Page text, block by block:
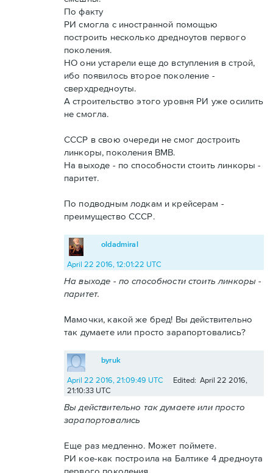
По факту
РИ смогла с иностранной помощью
построить несколько дредноутов первого
поколения.
НО они устарели еще до вступления в строй,
ибо появилось второе поколение -
сверхдредноуты.
А строительство этого уровня РИ уже осилить
не смогла.
СССР в свою очереди не смог достроить
линкоры, поколения ВМВ.
На выходе - по способности стоить линкоры -
паритет.
По подводным лодкам и крейсерам -
преимущество СССР.
oldadmiral
April 22 2016, 12:01:22 UTC
На выходе - по способности стоить линкоры -
паритет.
Мамочки, какой же бред! Вы действительно
так думаете или просто зарапортовались?
byruk
April 22 2016, 21:09:49 UTC
Edited: April 22 2016,
21:10:33 UTC
Вы действительно так думаете или просто
зарапортовались
Еще раз медленно. Может поймете.
РИ кое-как построила на Балтике 4 дредноута